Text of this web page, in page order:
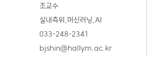
조교수
실내측위,머신러닝,AI
033-248-2341
bjshin@hallym.ac.kr